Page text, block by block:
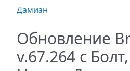
Обновление
v.67.264 с